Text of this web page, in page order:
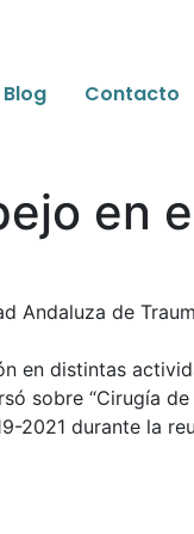
Blog Contacto
en
Andaluza de
en distintas
sobre “Cirugía
2021 durante la